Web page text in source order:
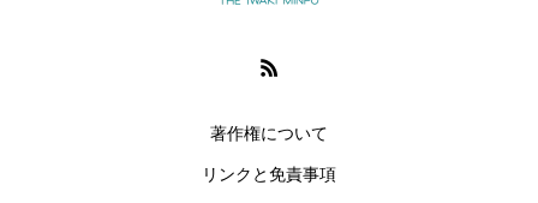
著作権について
リンクと免責事項